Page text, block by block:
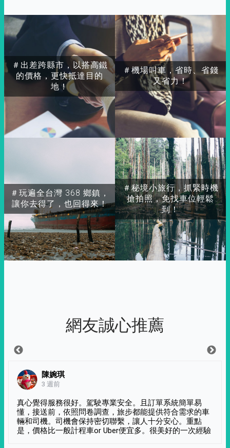
＃出差跨縣市，以搭高鐵
的價格，更快抵達目的
地！
＃玩遍全台灣 368 鄉鎮，
讓你去得了，也回得來！
＃秘境小旅行，抓緊時機
搶拍照，免找車位輕鬆
到！
＃機場叫車，省時、省錢
又省力！
網友誠心推薦
陳婉琪
3 週前
真心覺得服務很好。駕駛專業安全。且訂單系統簡單易
懂，接送前，依照問卷調查，旅步都能提供符合需求的車
輛和司機。司機會保持密切聯繫，讓人十分安心。重點
是，價格比一般計程車or Uber便宜多。很美好的一次經驗